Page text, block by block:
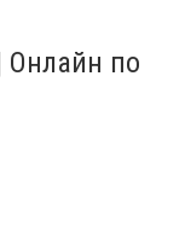
Онлайн по